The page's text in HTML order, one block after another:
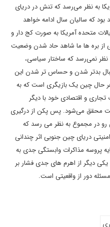
به نظر می‌رسد که تنش در دریای
که سالیان سال ادامه خواهد
متحده آمریکا به صورت کج دار و
از بره ها ما شاهد حاد شدن وضعیت
نظر نمی‌رسد که ساختار سیاسی،
بدتر شدن و حساس تر شدن این
حال چین یک بازیگری است که به
تجاری و اقتصادی خود با دیگر
محقق می‌شود. پس پکن از درگیری
رو در مجموع به نظر می رسد که
دریای چین جنوبی اثر چندانی
پروسه مذاکرات وابستگی جدی به
دیگر از اهرم های جدی فشار بر
دور از واقعیتی است.